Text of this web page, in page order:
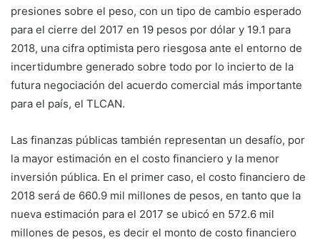
presiones sobre el peso, con un tipo de cambio esperado
para el cierre del 2017 en 19 pesos por dólar y 19.1 para
2018, una cifra optimista pero riesgosa ante el entorno de
incertidumbre generado sobre todo por lo incierto de la
futura negociación del acuerdo comercial más importante
para el país, el TLCAN.
Las finanzas públicas también representan un desafío, por
la mayor estimación en el costo financiero y la menor
inversión pública. En el primer caso, el costo financiero de
2018 será de 660.9 mil millones de pesos, en tanto que la
nueva estimación para el 2017 se ubicó en 572.6 mil
millones de pesos, es decir el monto de costo financiero